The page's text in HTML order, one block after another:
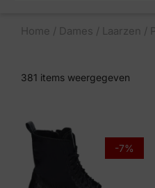
Home / Dames / Laarzen /
381 items weergegeven
-7%